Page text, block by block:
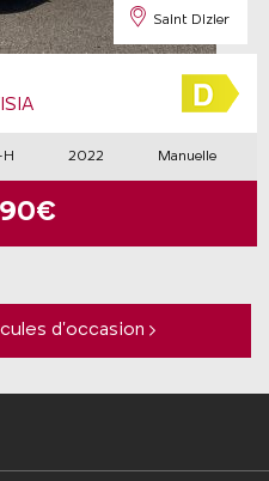
Saint Dizier
H 2022 Manuelle
d’occasion